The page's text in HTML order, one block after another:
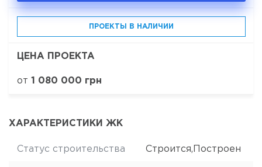
ПРОЕКТЫ В НАЛИЧИИ
ЦЕНА ПРОЕКТА
от 1 080 000 грн
ХАРАКТЕРИСТИКИ ЖК
Статус строительства Строится,Построен